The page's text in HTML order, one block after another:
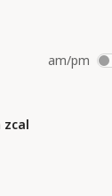
am/pm
zcal